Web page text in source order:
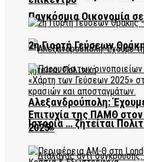
Παγκόσμια Οικονομία
Αλεξανδρούπολη:
Ιστορία … ζητείται
2η Γιορτή Γεύσεων
Επιτυχία της ΠΑΜΘ
2025»